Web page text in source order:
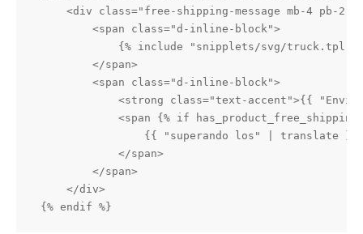
    <div class="free-shipping-message mb-4 pb-2">
        <span class="d-inline-block">
{% include "snipplets/svg/truck.tpl"
        </span>
        <span class="d-inline-block">
<strong class="text-accent">{{
<span {% if
{{ "superando los" | translate
            </span>
        </span>
    </div>
{% endif %}